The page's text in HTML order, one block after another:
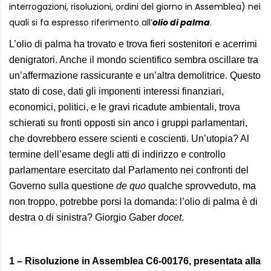
interrogazioni, risoluzioni, ordini del giorno in Assemblea) nei
quali si fa espresso riferimento all’olio di palma.
L’olio di palma ha trovato e trova fieri sostenitori e acerrimi
denigratori. Anche il mondo scientifico sembra oscillare tra
un’affermazione rassicurante e un’altra demolitrice. Questo
stato di cose, dati gli imponenti interessi finanziari,
economici, politici, e le gravi ricadute ambientali, trova
schierati su fronti opposti sin anco i gruppi parlamentari,
che dovrebbero essere scienti e coscienti. Un’utopia? Al
termine dell’esame degli atti di indirizzo e controllo
parlamentare esercitato dal Parlamento nei confronti del
Governo sulla questione de quo qualche sprovveduto, ma
non troppo, potrebbe porsi la domanda: l’olio di palma è di
destra o di sinistra? Giorgio Gaber docet.
1 – Risoluzione in Assemblea C6-00176, presentata alla